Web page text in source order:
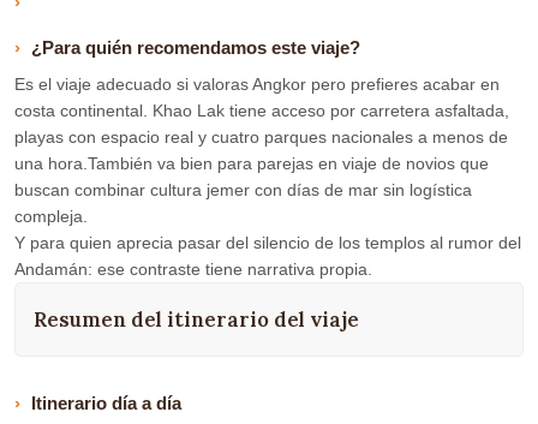
¿Para quién recomendamos este viaje?
Es el viaje adecuado si valoras Angkor pero prefieres acabar en
costa continental. Khao Lak tiene acceso por carretera asfaltada,
playas con espacio real y cuatro parques nacionales a menos de
una hora.También va bien para parejas en viaje de novios que
buscan combinar cultura jemer con días de mar sin logística
compleja.
Y para quien aprecia pasar del silencio de los templos al rumor del
Andamán: ese contraste tiene narrativa propia.
Resumen del itinerario del viaje
Itinerario día a día